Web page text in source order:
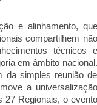
e alinhamento, que
compartilhem não
técnicos e
em âmbito nacional.
da simples reunião de
a universalização
27 Regionais, o evento